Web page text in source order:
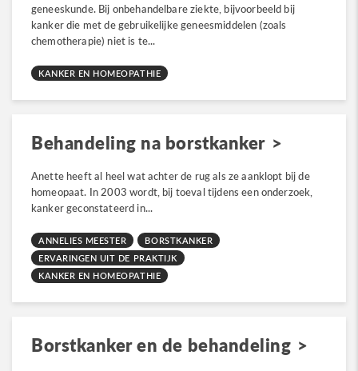
geneeskunde. Bij onbehandelbare ziekte, bijvoorbeeld bij
kanker die met de gebruikelijke geneesmiddelen (zoals
chemotherapie) niet is te...
KANKER EN HOMEOPATHIE
Behandeling na borstkanker
Anette heeft al heel wat achter de rug als ze aanklopt bij de
homeopaat. In 2003 wordt, bij toeval tijdens een onderzoek,
kanker geconstateerd in...
ANNELIES MEESTER
BORSTKANKER
ERVARINGEN UIT DE PRAKTIJK
KANKER EN HOMEOPATHIE
Borstkanker en de behandeling